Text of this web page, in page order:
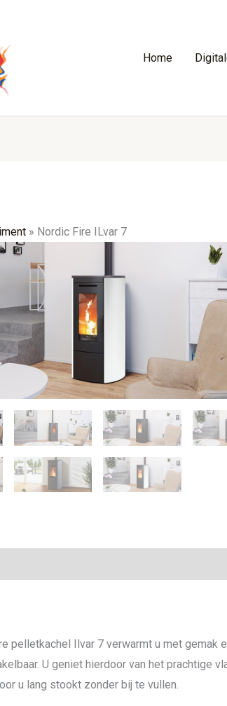
Home
» Nordic Fire ILvar 7
pelletkachel Ilvar 7 verwarmt u met
U geniet hierdoor van het prachtige
u lang stookt zonder bij te vullen.